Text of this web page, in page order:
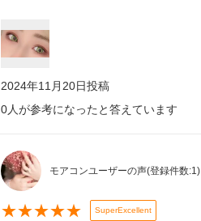
2024年11月20日投稿
0人が参考になったと答えています
モアコンユーザーの声(登録件数:1)
★★★★★ SuperExcellent